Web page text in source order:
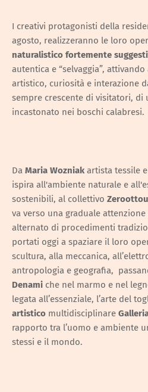
I creativi protagonisti della
agosto, realizzeranno le loro
naturalistico fortemente
autentica e “selvaggia”,
artistico, curiosità e interazione
sempre crescente di visitatori, di
incastonato nei boschi calabresi.
Da Maria Wozniak artista tessile
ispira all'ambiente naturale e
sostenibili, al collettivo
va verso una graduale
alternato di procedimenti
portati oggi a spaziare il loro
scultura, alla meccanica,
antropologia e geografia,
Denami che nel marmo e nel
legata all’essenziale, l’arte del
artistico multidisciplinare
rapporto tra l’uomo e ambiente
stessi e il mondo.